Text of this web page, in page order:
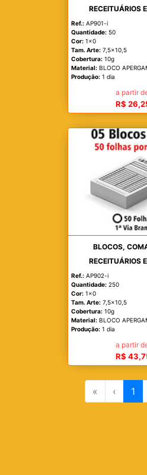
RECEITUÁRIOS
Ref.: AP901-i
Quantidade: 50
Cor: 1x0
Tam. Arte: 7,5x10,5
Cobertura: 10g
Material: BLOCO
Produção: 1 dia
a partir
R$
BLOCOS,
RECEITUÁRIOS
Ref.: AP902-i
Quantidade: 250
Cor: 1x0
Tam. Arte: 7,5x10,5
Cobertura: 10g
Material: BLOCO
Produção: 1 dia
a partir
R$
« ‹ 1